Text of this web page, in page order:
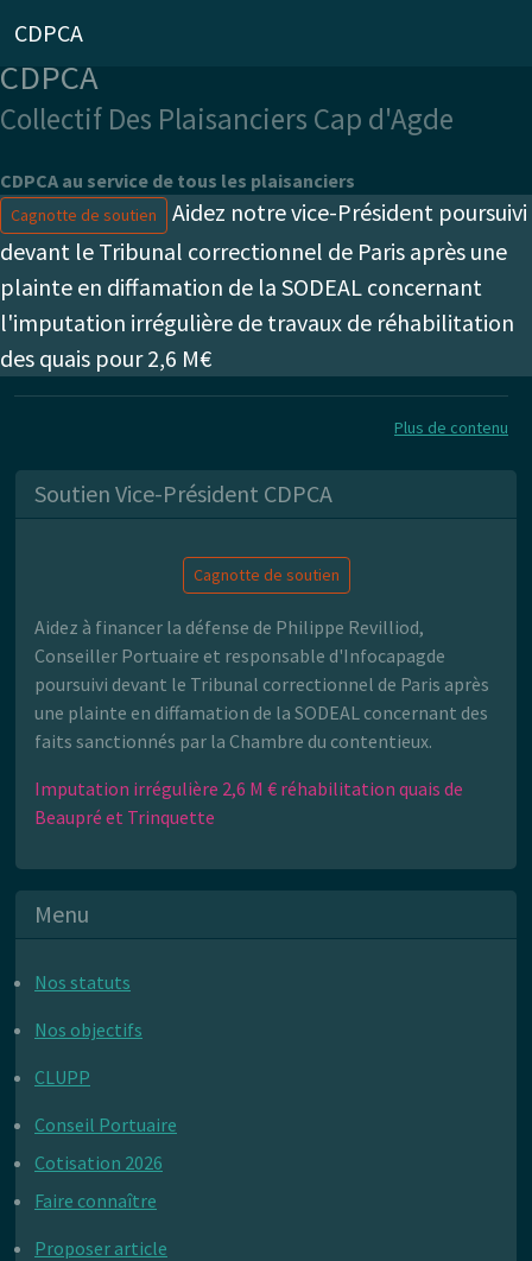
CDPCA
CDPCA
Collectif Des Plaisanciers Cap d'Agde
CDPCA au service de tous les plaisanciers
Cagnotte de soutien
Aidez notre vice-Président poursuivi
devant le Tribunal correctionnel de Paris après une
plainte en diffamation de la SODEAL concernant
l'imputation irrégulière de travaux de réhabilitation
des quais pour 2,6 M€
Plus de contenu
Soutien Vice-Président CDPCA
Cagnotte de soutien
Aidez à financer la défense de Philippe Revilliod,
Conseiller Portuaire et responsable d'Infocapagde
poursuivi devant le Tribunal correctionnel de Paris après
une plainte en diffamation de la SODEAL concernant des
faits sanctionnés par la Chambre du contentieux.
Imputation irrégulière 2,6 M € réhabilitation quais de
Beaupré et Trinquette
Menu
Nos statuts
Nos objectifs
CLUPP
Conseil Portuaire
Cotisation 2026
Faire connaître
Proposer article